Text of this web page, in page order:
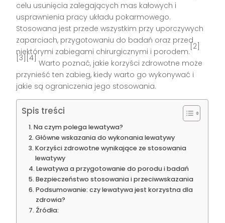
celu usunięcia zalegających mas kałowych i
usprawnienia pracy układu pokarmowego.
Stosowana jest przede wszystkim przy uporczywych
zaparciach, przygotowaniu do badań oraz przed
niektórymi zabiegami chirurgicznymi i porodem.
[2]
[3][4]
Warto poznać, jakie korzyści zdrowotne może
przynieść ten zabieg, kiedy warto go wykonywać i
jakie są ograniczenia jego stosowania.
Spis treści
Na czym polega lewatywa?
Główne wskazania do wykonania lewatywy
Korzyści zdrowotne wynikające ze stosowania
lewatywy
Lewatywa a przygotowanie do porodu i badań
Bezpieczeństwo stosowania i przeciwwskazania
Podsumowanie: czy lewatywa jest korzystna dla
zdrowia?
Źródła: